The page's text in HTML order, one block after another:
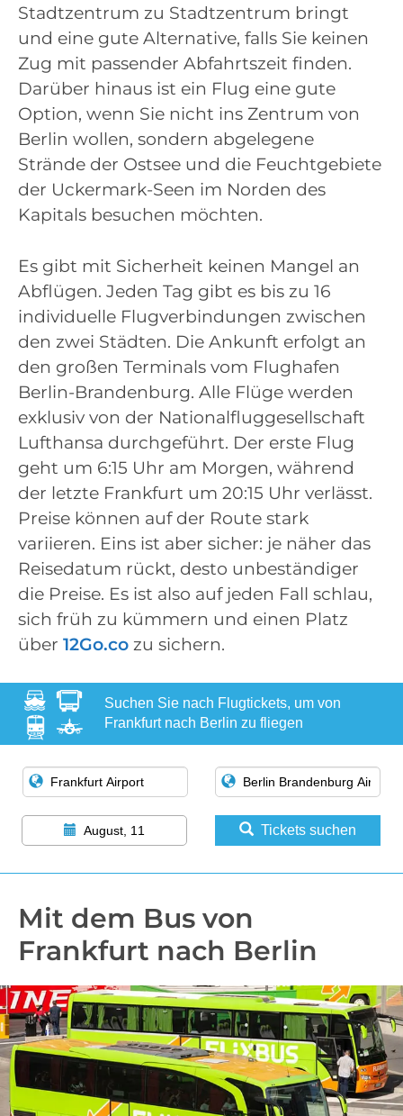
Stadtzentrum zu Stadtzentrum bringt
und eine gute Alternative, falls Sie keinen
Zug mit passender Abfahrtszeit finden.
Darüber hinaus ist ein Flug eine gute
Option, wenn Sie nicht ins Zentrum von
Berlin wollen, sondern abgelegene
Strände der Ostsee und die Feuchtgebiete
der Uckermark-Seen im Norden des
Kapitals besuchen möchten.
Es gibt mit Sicherheit keinen Mangel an
Abflügen. Jeden Tag gibt es bis zu 16
individuelle Flugverbindungen zwischen
den zwei Städten. Die Ankunft erfolgt an
den großen Terminals vom Flughafen
Berlin-Brandenburg. Alle Flüge werden
exklusiv von der Nationalfluggesellschaft
Lufthansa durchgeführt. Der erste Flug
geht um 6:15 Uhr am Morgen, während
der letzte Frankfurt um 20:15 Uhr verlässt.
Preise können auf der Route stark
variieren. Eins ist aber sicher: je näher das
Reisedatum rückt, desto unbeständiger
die Preise. Es ist also auf jeden Fall schlau,
sich früh zu kümmern und einen Platz
über 12Go.co zu sichern.
Suchen Sie nach Flugtickets, um von
Frankfurt nach Berlin zu fliegen
August, 11 Tickets suchen
Mit dem Bus von
Frankfurt nach Berlin